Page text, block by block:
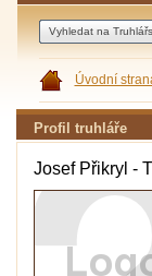
Úvodní
Profil truhláře
Josef Přikryl -